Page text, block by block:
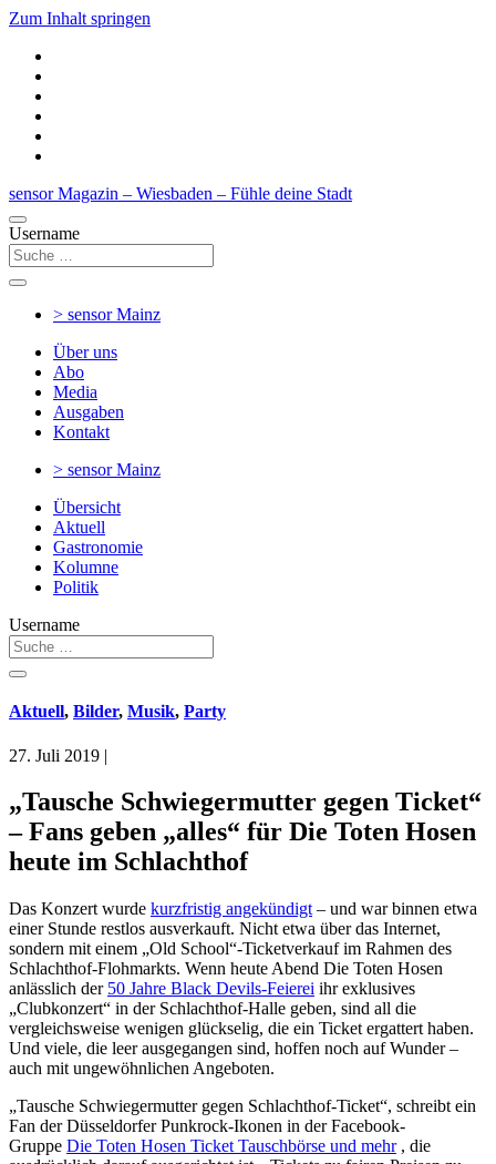
Zum Inhalt springen
sensor Magazin – Wiesbaden – Fühle deine Stadt
Username
> sensorMainz
Über uns
Abo
Media
Ausgaben
Kontakt
> sensorMainz
Übersicht
Aktuell
Gastronomie
Kolumne
Politik
Username
Aktuell, Bilder, Musik, Party
27. Juli 2019 |
„Tausche Schwiegermutter gegen Ticket“
– Fans geben „alles“ für Die Toten Hosen
heute im Schlachthof
Das Konzert wurde kurzfristig angekündigt – und war binnen etwa
einer Stunde restlos ausverkauft. Nicht etwa über das Internet,
sondern mit einem „Old School“-Ticketverkauf im Rahmen des
Schlachthof-Flohmarkts. Wenn heute Abend Die Toten Hosen
anlässlich der 50 Jahre Black Devils-Feierei ihr exklusives
„Clubkonzert“ in der Schlachthof-Halle geben, sind all die
vergleichsweise wenigen glückselig, die ein Ticket ergattert haben.
Und viele, die leer ausgegangen sind, hoffen noch auf Wunder –
auch mit ungewöhnlichen Angeboten.
„Tausche Schwiegermutter gegen Schlachthof-Ticket“, schreibt ein
Fan der Düsseldorfer Punkrock-Ikonen in der Facebook-
Gruppe Die Toten Hosen Ticket Tauschbörse und mehr, die